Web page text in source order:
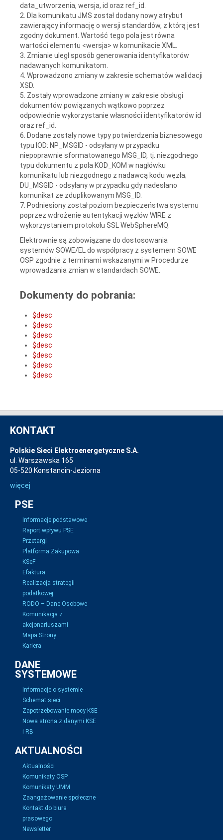
data_utworzenia, wersja, id oraz ref_id.
2. Dla komunikatu JMS został dodany nowy atrybut
zawierający informację o wersji standardów, z którą jest
zgodny dokument. Wartość tego pola jest równa
wartości elementu <wersja> w komunikacie XML.
3. Zmianie uległ sposób generowania identyfikatorów
nadawanych komunikatom.
4. Wprowadzono zmiany w zakresie schematów walidacji
XSD.
5. Zostały wprowadzone zmiany w zakresie obsługi
dokumentów powiązanych wątkowo poprzez
odpowiednie wykorzystanie własności identyfikatorów id
oraz ref_id.
6. Dodane zostały nowe typy potwierdzenia biznesowego
typu IOD: NP_MSGID - odsyłany w przypadku
niepoprawnie sformatowanego MSG_ID, tj. niezgodnego
typu dokumentu z pola KOD_KOM w nagłówku
komunikatu lub niezgodnego z nadawcą kodu węzła;
DU_MSGID - odsyłany w przypadku gdy nadesłano
komunikat ze zduplikowanym MSG_ID.
7. Podniesiony został poziom bezpieczeństwa systemu
poprzez wdrożenie autentykacji węzłów WIRE z
wykorzystaniem protokołu SSL WebSphereMQ.
Elektrownie są zobowiązane do dostosowania
systemów SOWE/EL do współpracy z systemem SOWE
OSP zgodnie z terminami wskazanymi w Procedurze
wprowadzania zmian w standardach SOWE.
Dokumenty do pobrania:
$desc
$desc
$desc
$desc
$desc
$desc
$desc
KONTAKT
Polskie Sieci Elektroenergetyczne S.A.
ul. Warszawska 165
05-520 Konstancin-Jeziorna
więcej
PSE
Informacje podstawowe
Raport wpływu PSE
Przetargi
Platforma Zakupowa
KSeF
Efaktura
Realizacja strategii
podatkowej
RODO – Dane Osobowe
Komunikacja z
akcjonariuszami
Mapa Strony
Kariera
DANE
SYSTEMOWE
Informacje o systemie
Schemat sieci
Zapotrzebowanie mocy KSE
Nowa strona z danymi KSE
i RB
AKTUALNOŚCI
Aktualności
Komunikaty OSP
Komunikaty UMM
Zaangażowanie społeczne
Kontakt do biura
prasowego
Newsletter